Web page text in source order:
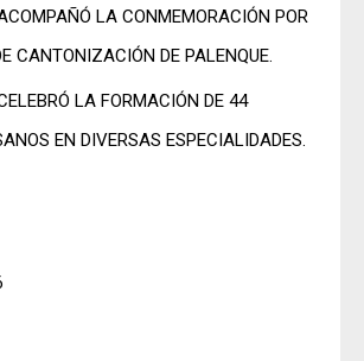
LA CONMEMORACIÓN POR
CANTONIZACIÓN DE PALENQUE.
LA FORMACIÓN DE 44
EN DIVERSAS ESPECIALIDADES.